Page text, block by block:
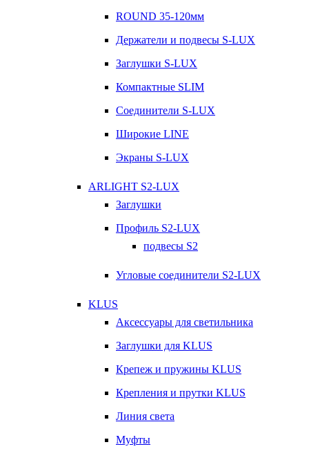
ROUND 35-120мм
Держатели и подвесы S-LUX
Заглушки S-LUX
Компактные SLIM
Соединители S-LUX
Широкие LINE
Экраны S-LUX
ARLIGHT S2-LUX
Заглушки
Профиль S2-LUX
подвесы S2
Угловые соединители S2-LUX
KLUS
Аксессуары для светильника
Заглушки для KLUS
Крепеж и пружины KLUS
Крепления и прутки KLUS
Линия света
Муфты